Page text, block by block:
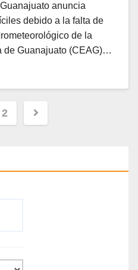
anuncia
debido a la falta de
de la
de Guanajuato (CEAG)…
2